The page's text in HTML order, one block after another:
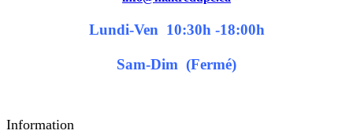
Lundi-Ven 10:30h -18:00h
Sam-Dim (Fermé)
Information